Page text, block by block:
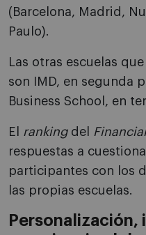
(Barcelona, Madrid,
Paulo).
Las otras escuelas
son IMD, en segunda
Business School, en
El rankingdel
respuestas a
participantes con los
las propias escuelas.
Personalización,